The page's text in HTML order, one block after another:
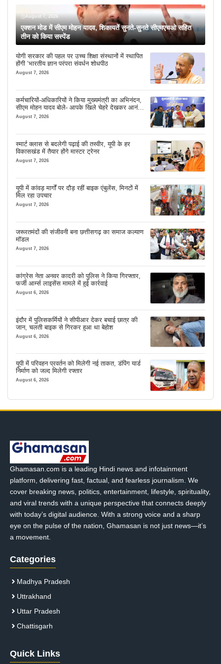
August 7, 2026
एक्शन मोड में सीएम मोहन यादव, शिकायतें सुनते-सुनते सीएमएचओ सहित
तीन को किया सस्पेंड
योगी सरकार की पहल पर उच्च शिक्षा संस्थानों में स्थापित
होंगी ‘भारतीय ज्ञान परंपरा संवर्धन शोधपीठ
August 7, 2026
कर्मचारियों-अधिकारियों ने किया मुख्यमंत्री का अभिनंदन,
सीएम मोहन यादव बोले- आपके खिले चेहरे देखकर आनंद
आता है
August 7, 2026
स्मार्ट क्लास से बदलेगी पढ़ाई की तस्वीर, यूपी के हर
विकासखंड में तैयार होंगे मास्टर ट्रेनर
August 7, 2026
यूपी में कांवड़ मार्गों पर दौड़ रहीं बाइक एंबुलेंस, मिनटों में
मिल रहा उपचार
August 7, 2026
जरूरतमंदों की संजीवनी बना छत्तीसगढ़ का समाज कल्याण
मॉडल
August 7, 2026
कांग्रेस नेता अनवर कादरी को पुलिस ने किया गिरफ्तार,
फर्जी आर्म्स लाइसेंस मामले में हुई कार्रवाई
August 6, 2026
इंदौर में पुलिसकर्मियों ने सीपीआर देकर बचाई छात्र की
जान, चलती बाइक से गिरकर हुआ था बेहोश
August 6, 2026
यूपी में परिवहन प्रवर्तन को मिलेगी नई ताकत, डंपिंग यार्ड
निर्माण को जल्द मिलेगी रफ्तार
August 6, 2026
Ghamasan.com is a leading Hindi news and infotainment
platform, delivering fast, factual, and fearless journalism. We
cover breaking news, politics, entertainment, lifestyle, spirituality,
and viral trends with a unique perspective that connects deeply
with today’s digital audience. With a strong voice and a sharp
eye on the pulse of the nation, Ghamasan is not just news—it’s
a movement.
Categories
Madhya Pradesh
Uttrakhand
Uttar Pradesh
Chattisgarh
Quick Links